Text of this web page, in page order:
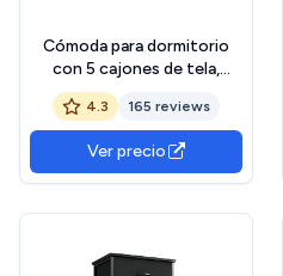
Cómoda para dormitorio
con 5 cajones de tela,
soporte de TV con 4
ruedas, unidad organizadora
de almacenamiento para
sala de estar, habitación de
niños (negro)
4.3 165 reviews
Ver precio